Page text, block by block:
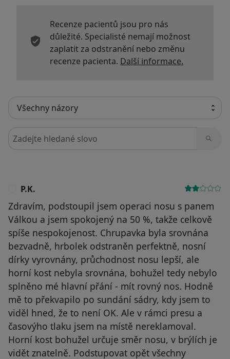
Recenze pacientů jsou pro nás
důležité. Specialisté nemají možnost
zaplatit za odstranění nebo změnu
recenze pacienta. Další informace.
Hledejte v názorech
P.K.
Zdravím, podstoupil jsem operaci nosu s panem
Válkou a jsem spokojený na 50 %, takže celkově
spíše nespokojenost. Chrupavka byla srovnána
bezvadně, hrbolek odstraněn perfektně, nosní
dírky vyrovnány, průchodnost nosu lepší, ale
horní kost nebyla srovnána, bohužel tedy nebylo
splněno mé hlavní přání - mít rovný nos. Hodně
mě to překvapilo po sundání sádry, kdy jsem to
viděl hned, že to není OK. Ale v rámci presu a
časovýho tlaku jsem na místě nereklamoval.
Horní kost bohužel určuje směr nosu, v brýlích je
vidět znatelně. Podstupovat opět všechny